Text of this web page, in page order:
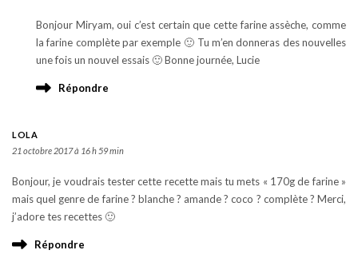
Bonjour Miryam, oui c’est certain que cette farine assèche, comme
la farine complète par exemple 🙂 Tu m’en donneras des nouvelles
une fois un nouvel essais 🙂 Bonne journée, Lucie
Répondre
LOLA
21 octobre 2017 à 16 h 59 min
Bonjour, je voudrais tester cette recette mais tu mets « 170g de farine »
mais quel genre de farine ? blanche ? amande ? coco ? complète ? Merci,
j’adore tes recettes 🙂
Répondre